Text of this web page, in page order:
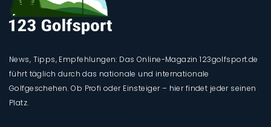
News, Tipps, Empfehlungen: Das Online-Magazin 123golfsport.de
führt täglich durch das nationale und internationale
Golfgeschehen. Ob Profi oder Einsteiger – hier findet jeder seinen
Platz.